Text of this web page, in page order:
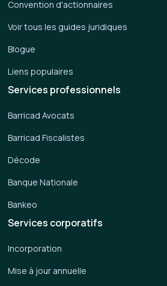
Services corporatifs
Incorporation
Mise à jour annuelle
Services professionnels
Barricad Avocats
Barricad Fiscalistes
Décode
Banque Nationale
Bankeo
Convention d'actionnaires
Voir tous les guides juridiques
Blogue
Liens populaires